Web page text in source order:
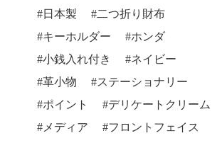
日本製
二つ折り財布
キーホルダー
ホンダ
小銭入れ付き
ネイビー
革小物
ステーショナリー
ポイント
デリケートクリーム
メディア
フロントフェイス